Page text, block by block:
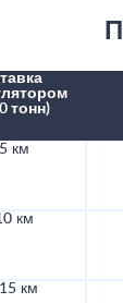
тонн)
км
км
км